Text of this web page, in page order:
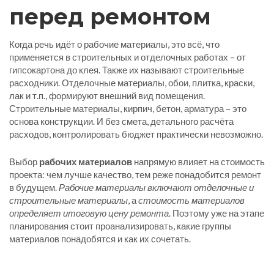
перед ремонтом
Когда речь идёт о рабочие материалы,это всё, что
применяется в строительных и отделочных работах – от
гипсокартона до клея. Также их называютстроительные
расходники.Отделочные материалы,обои, плитка, краски,
лак и т.п., формируют внешний вид помещения.
Строительные материалы, кирпич, бетон, арматура – это
основа конструкции. И безсмета, детального расчёта
расходов, контролировать бюджет практически невозможно.
Выбор рабочих материалов напрямую влияет на стоимость
проекта: чем лучше качество, тем реже понадобится ремонт
в будущем.Рабочие материалы включают отделочные и
строительные материалы, астоимость материалов
определяет итоговую цену ремонта. Поэтому уже на этапе
планирования стоит проанализировать, какие группы
материалов понадобятся и как их сочетать.